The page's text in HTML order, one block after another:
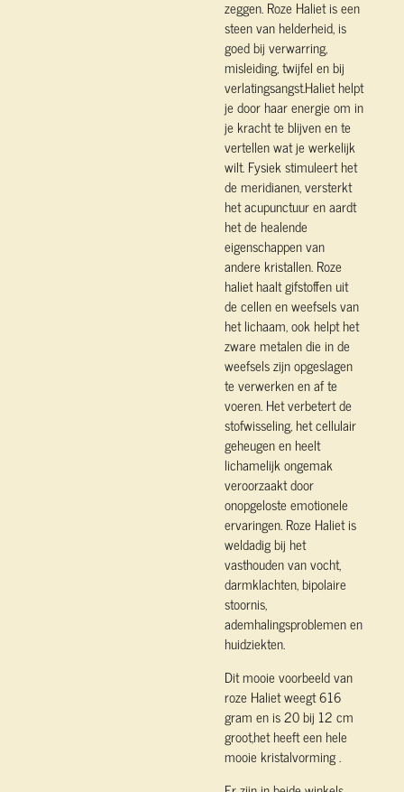
zeggen. Roze Haliet is een
steen van helderheid, is
goed bij verwarring,
misleiding, twijfel en bij
verlatingsangst.Haliet helpt
je door haar energie om in
je kracht te blijven en te
vertellen wat je werkelijk
wilt. Fysiek stimuleert het
de meridianen, versterkt
het acupunctuur en aardt
het de healende
eigenschappen van
andere kristallen. Roze
haliet haalt gifstoffen uit
de cellen en weefsels van
het lichaam, ook helpt het
zware metalen die in de
weefsels zijn opgeslagen
te verwerken en af te
voeren. Het verbetert de
stofwisseling, het cellulair
geheugen en heelt
lichamelijk ongemak
veroorzaakt door
onopgeloste emotionele
ervaringen. Roze Haliet is
weldadig bij het
vasthouden van vocht,
darmklachten, bipolaire
stoornis,
ademhalingsproblemen en
huidziekten.
Dit mooie voorbeeld van
roze Haliet weegt 616
gram en is 20 bij 12 cm
groot,het heeft een hele
mooie kristalvorming.